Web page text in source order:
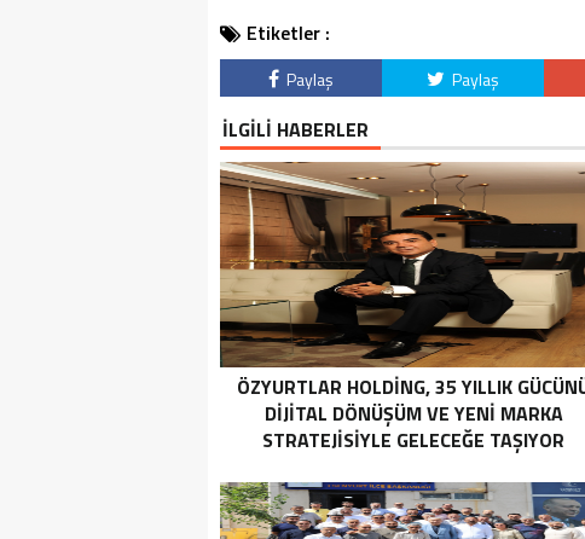
Etiketler :
Paylaş Paylaş
İLGİLİ HABERLER
ÖZYURTLAR HOLDING, 35 YILLIK
DIJITAL DÖNÜŞÜM VE YENI MARKA
STRATEJISIYLE GELECEĞE TAŞIYOR